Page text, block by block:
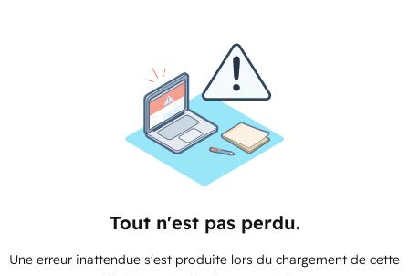
Tout n'est pas perdu.
Une erreur inattendue s'est produite lors du chargement de cette